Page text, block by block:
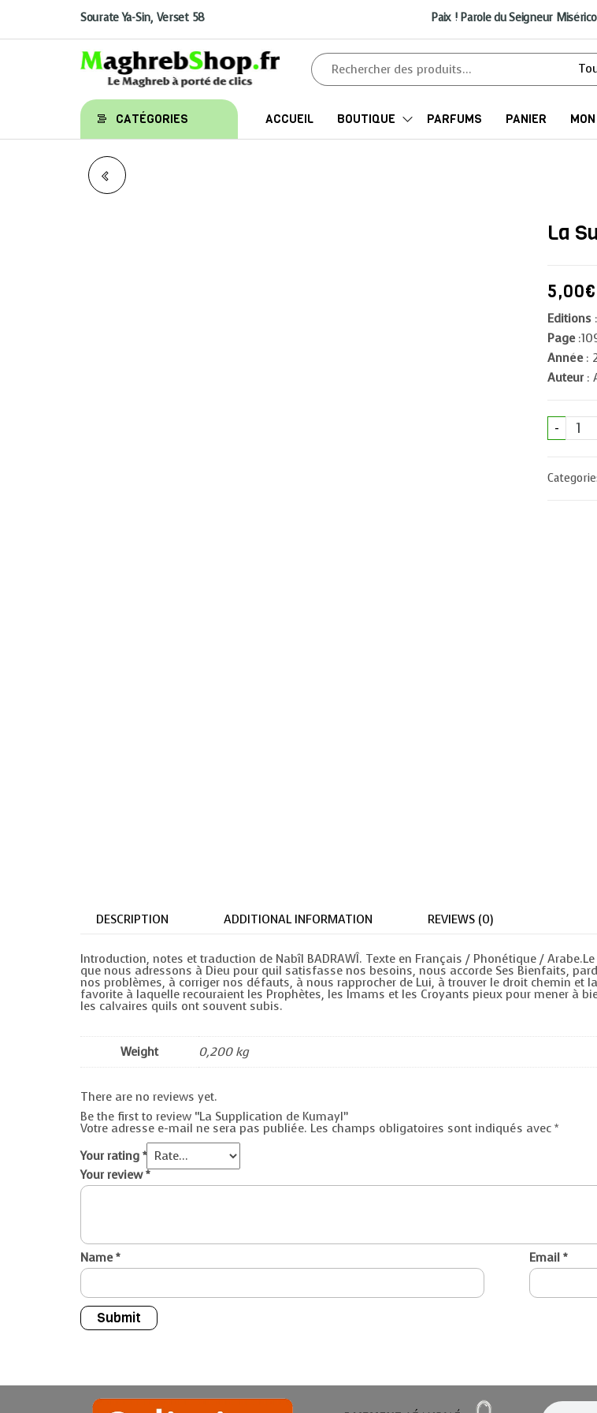
Sourate Ya-Sin, Verset 58 Paix ! Parole du Seigneur
Maghrebshop
Le
Maghreb
à porter
de clics
CATÉGORIES ACCUEIL BOUTIQUE PARFUMS PANIER
La
5,00€
Editions
Page
Année :
Auteur :
- La
de
DESCRIPTION ADDITIONAL INFORMATION REVIEWS (0)
Introduction, notes et traduction de Nabîl BADRAWÎ. Texte en Français / Phonétique /
que nous adressons à Dieu pour quil satisfasse nos besoins, nous accorde Ses Bienfaits,
nos problèmes, à corriger nos défauts, à nous rapprocher de Lui, à trouver le droit chemin
favorite à laquelle recouraient les Prophètes, les Imams et les Croyants pieux pour mener à
les calvaires quils ont souvent subis.
Weight 0,200 kg
There are no reviews yet.
Be the first to review “La Supplication de Kumayl”
Votre adresse e-mail ne sera pas publiée. Les champs obligatoires sont indiqués avec *
Your rating *
Your review*
Name* Email *